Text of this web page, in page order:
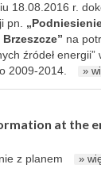
18.08.2016 r.
pn.
na
źródeł
2009-2014.
»
at the
z planem »